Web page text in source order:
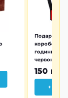
коробочка
годинника
червона
150 грн
+